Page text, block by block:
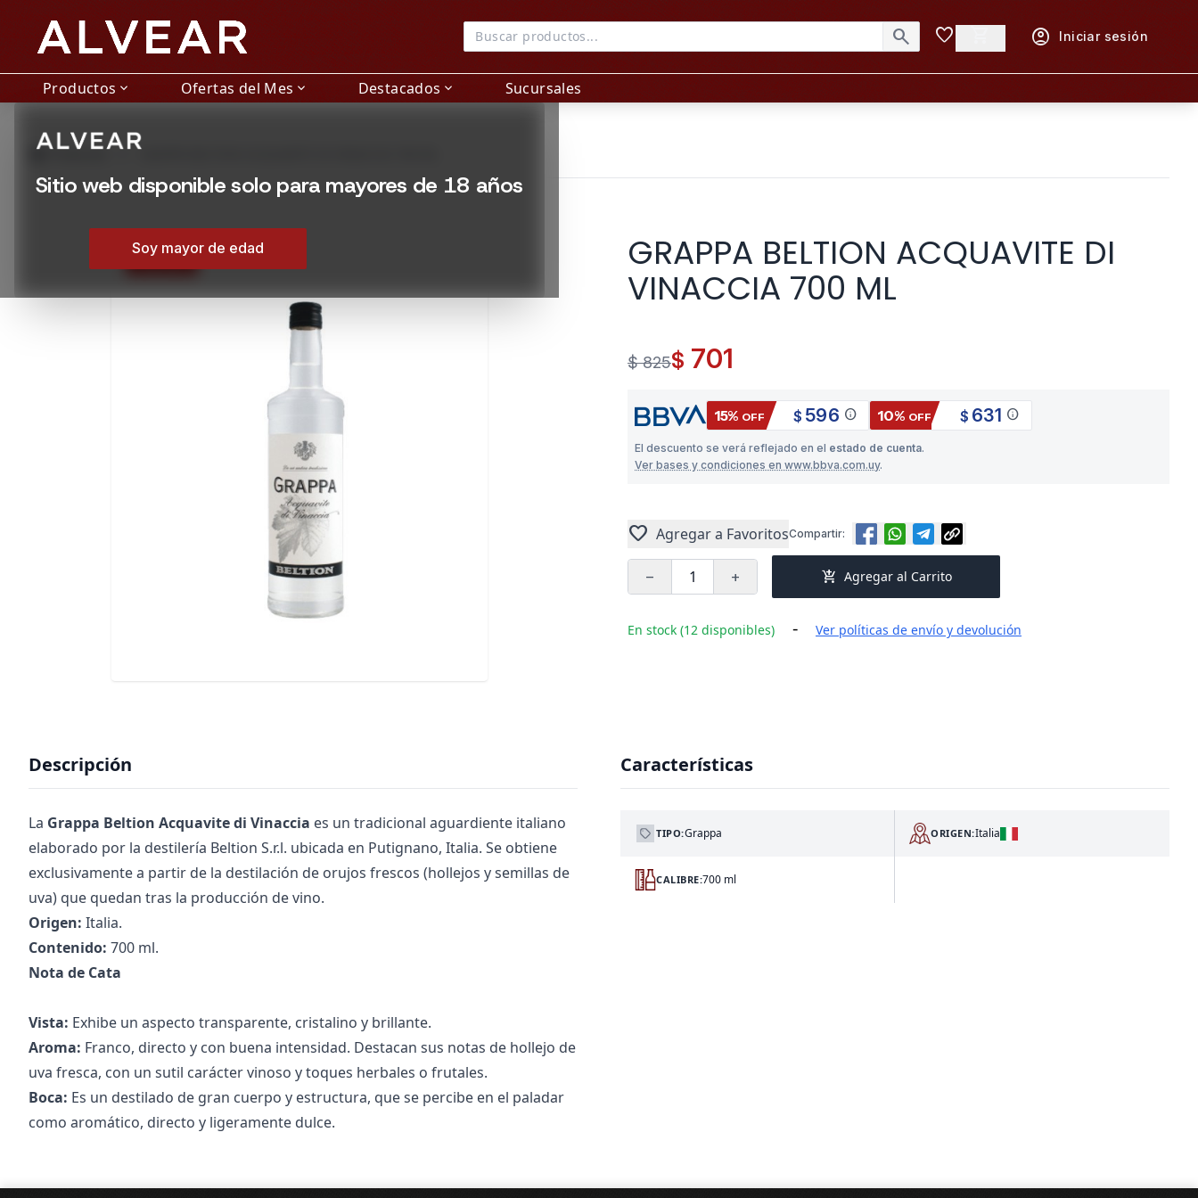
search favorite account_circle Iniciar sesión
Productos expand_more Ofertas del Mes expand_more Destacados expand_more Sucursales
Sitio web disponible solo para mayores de 18 años
Soy mayor de edad
grid_view Productos GRAPPA BELTION ACQUAVITE DI VINACCIA 700 ML
15% OFF GRAPPA BELTION ACQUAVITE DI
VINACCIA 700 ML
$ 825$ 701
15% OFF $ 596 info 10% OFF $ 631 info
El descuento se verá reflejado en el estado de cuenta.
Ver bases y condiciones en www.bbva.com.uy.
Compartir:
favorite Agregar a Favoritos
remove add add_shopping_cart Agregar al Carrito
En stock (12 disponibles) - Ver políticas de envío y devolución
Descripción
La Grappa Beltion Acquavite di Vinaccia es un tradicional aguardiente italiano
elaborado por la destilería Beltion S.r.l. ubicada en Putignano, Italia. Se obtiene
exclusivamente a partir de la destilación de orujos frescos (hollejos y semillas de
uva) que quedan tras la producción de vino.
Origen: Italia.
Contenido: 700 ml.
Nota de Cata
Vista: Exhibe un aspecto transparente, cristalino y brillante.
Aroma: Franco, directo y con buena intensidad. Destacan sus notas de hollejo de
uva fresca, con un sutil carácter vinoso y toques herbales o frutales.
Boca: Es un destilado de gran cuerpo y estructura, que se percibe en el paladar
como aromático, directo y ligeramente dulce.
Características
TIPO:Grappa ORIGEN:Italia
CALIBRE:700 ml